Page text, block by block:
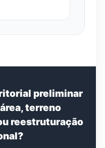
preliminar
terreno
reestruturação